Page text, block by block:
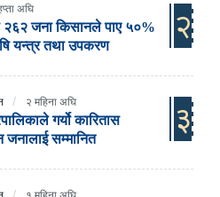
अघि
२६२ जना किसानले पाए ५०%
यन्त्र तथा उपकरण
२
२ महिना अघि
गर्यो कारितास
जनालाई सम्मानित
३